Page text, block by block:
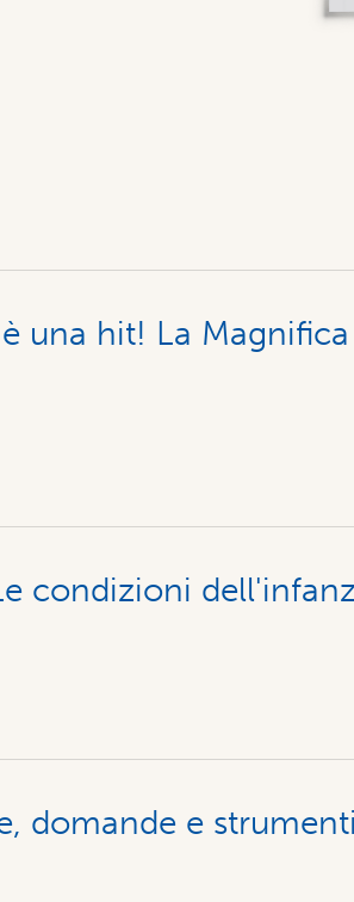
una hit! La
condizioni
domande e